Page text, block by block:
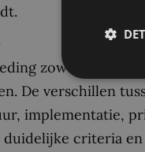
zowel on-
De verschillen
implementatie,
criteria